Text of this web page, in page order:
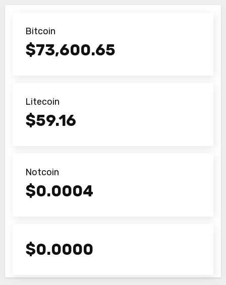
Bitcoin
$73,600.65
Litecoin
$59.16
Notcoin
$0.0004
$0.0000